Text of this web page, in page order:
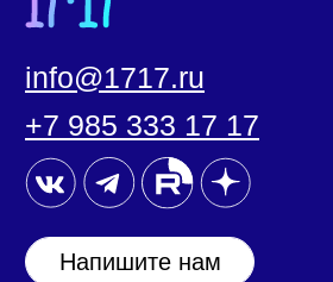
ООО «17:17»
127030, город Москва, ул. Новослободская, дом
20 помещение 25/1/2.
ИНН/КПП: 7708390174/ 770701001
Согласие на обработку